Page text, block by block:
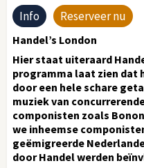
Info Reserveer nu
Handel’s London
Hier staat uiteraard
programma laat zien dat
door een hele schare
muziek van
componisten zoals
we inheemse
geëmigreerde
door Handel werden